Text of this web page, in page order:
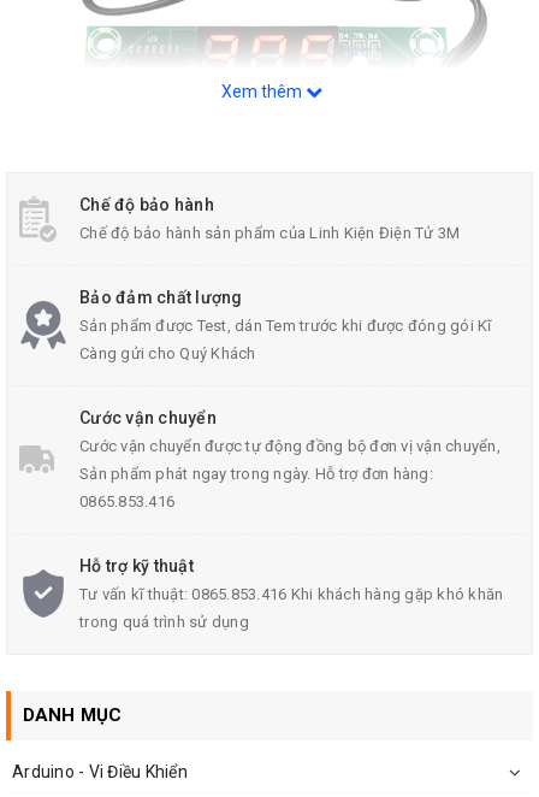
Module Khống Chế Nhiệt Độ XH-W1219
Thông số kỹ thuật của module điều khiến nhiệt
Điện áp hoạt động: 12VDC
Sai số: 0.1℃
Phạm vi kiểm soát nhiệt độ: -50 đến 110 ℃
Xem thêm
Chế độ bảo hành
Chế độ bảo hành sản phẩm của Linh Kiện Điện Tử 3M
Bảo đảm chất lượng
Sản phẩm được Test, dán Tem trước khi được đóng gói Kĩ
Càng gửi cho Quý Khách
Cước vận chuyển
Cước vận chuyển được tự động đồng bộ đơn vị vận chuyển,
Sản phẩm phát ngay trong ngày. Hỗ trợ đơn hàng:
0865.853.416
Hỗ trợ kỹ thuật
Tư vấn kĩ thuật: 0865.853.416 Khi khách hàng gặp khó khăn
trong quá trình sử dụng
DANH MỤC
Arduino - Vi Điều Khiển